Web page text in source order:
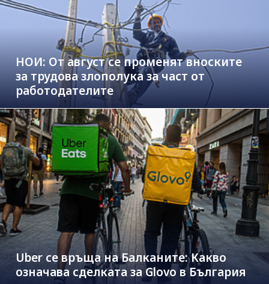
НОИ: От август се променят вноските
за трудова злополука за част от
работодателите
Uber се връща на Балканите: Какво
означава сделката за Glovo в България